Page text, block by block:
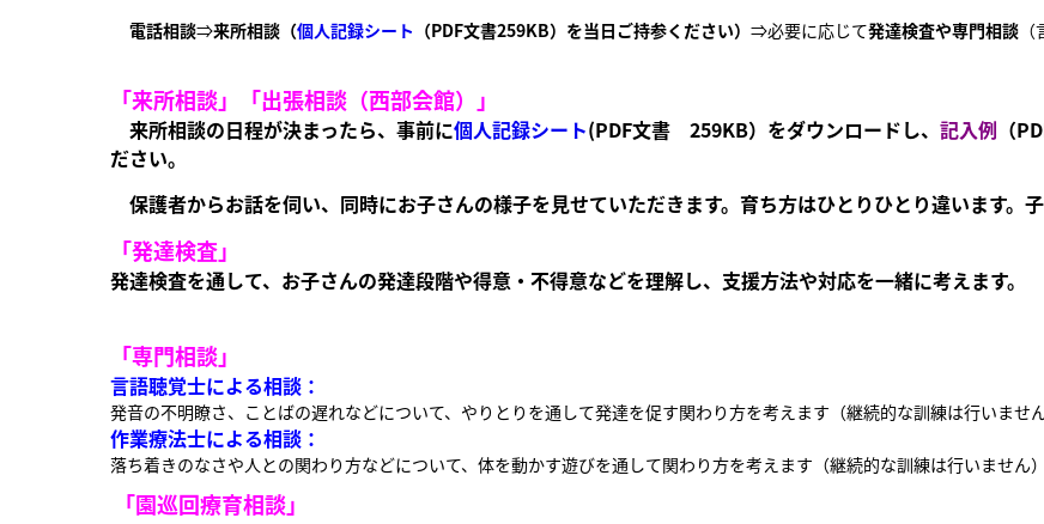
電話相談⇒来所相談（個人記録シート （PDF文書259KB）を当日ご持参ください） ⇒必要に応じて発達検査や専門相談
「来所相談」「出張相談（西部会館）」
来所相談の日程が決まったら、事前に個人記録シート(PDF文書 259KB）をダウンロードし、 記入例 （
ださい。
保護者からお話を伺い、同時にお子さんの様子を見せていただきます。育ち方はひとりひとり違います。
「発達検査」
発達検査を通して、 お子さんの発達段階や得意・不得意などを理解し、支援方法や対応を一緒に考えます。
「専門相談」
言語聴覚士による相談：
発音の不明瞭さ、ことばの遅れなどについて、やりとりを通して発達を促す関わり方を考えます（継続的な訓練は行いません
作業療法士による相談：
落ち着きのなさや人との関わり方などについて、体を動かす遊びを通して関わり方を考えます（継続的な訓練は行いません）
「園巡回療育相談」